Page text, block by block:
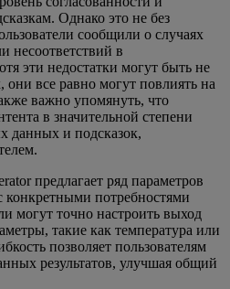
Однако это не без
сообщили о случаях
несоответствий в
эти недостатки могут быть не
они все равно могут повлиять на
важно упомянуть, что
в значительной степени
данных и подсказок,
предлагает ряд параметров
конкретными потребностями
могут точно настроить выход
такие как температура или
позволяет пользователям
результатов, улучшая общий